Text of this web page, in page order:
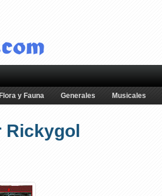
Flora y Fauna Generales Musicales
Rickygol